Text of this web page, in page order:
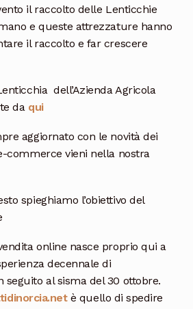
il raccolto delle Lenticchie
e queste attrezzature hanno
il raccolto e far crescere
dell’Azienda Agricola
da qui
aggiornato con le novità dei
commerce vieni nella nostra
spieghiamo l’obiettivo del
online nasce proprio qui a
decennale di
al sisma del 30 ottobre.
è quello di spedire